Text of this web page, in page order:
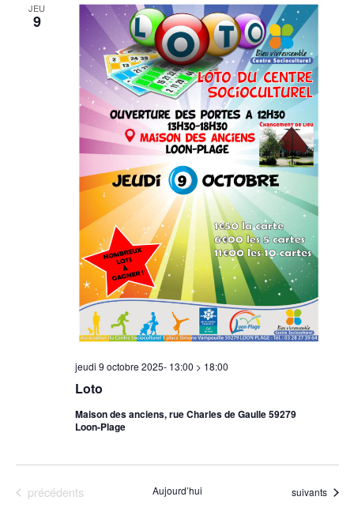
JEU
9
Loto
jeudi 9 octobre 2025- 13:00 > 18:00
Maison des anciens, rue Charles de Gaulle 59279
Loon-Plage
Évènements
précédents Aujourd’hui Évènements
suivants